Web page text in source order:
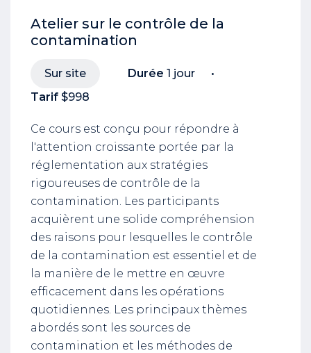
Atelier sur le contrôle de la
contamination
Sur site Durée 1 jour
Tarif $998
Ce cours est conçu pour répondre à
l'attention croissante portée par la
réglementation aux stratégies
rigoureuses de contrôle de la
contamination. Les participants
acquièrent une solide compréhension
des raisons pour lesquelles le contrôle
de la contamination est essentiel et de
la manière de le mettre en œuvre
efficacement dans les opérations
quotidiennes. Les principaux thèmes
abordés sont les sources de
contamination et les méthodes de